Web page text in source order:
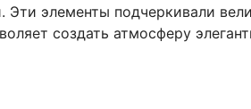
элементы подчеркивали
создать атмосферу